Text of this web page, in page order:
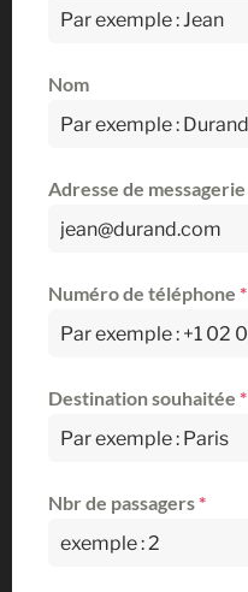
Nom
Adresse de messagerie
Numéro de téléphone *
Destination souhaitée *
Nbr de passagers*